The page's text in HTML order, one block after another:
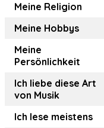
Meine Religion
Meine Hobbys
Meine
Persönlichkeit
Ich liebe diese Art
von Musik
Ich lese meistens